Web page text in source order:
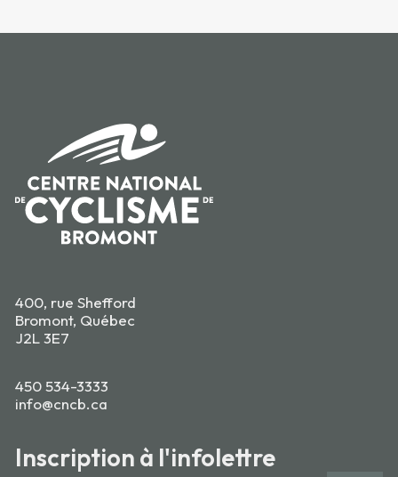
400, rue Shefford
Bromont, Québec
J2L 3E7
450 534-3333
info@cncb.ca
Inscription à l'infolettre